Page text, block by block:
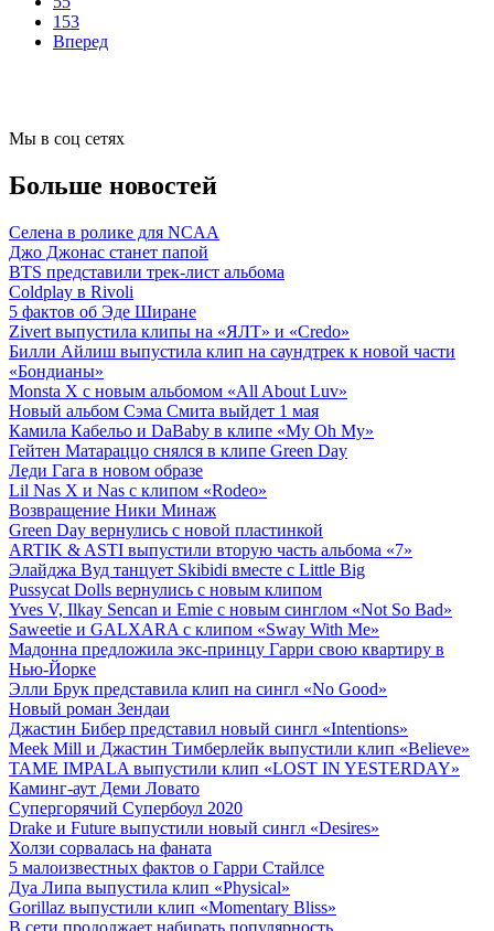
153
Вперед
Мы в соц сетях
Больше новостей
Селена в ролике для NCAA
Джо Джонас станет папой
BTS представили трек-лист альбома
Coldplay в Rivoli
5 фактов об Эде Ширане
Zivert выпустила клипы на «ЯЛТ» и «Credo»
Билли Айлиш выпустила клип на саундтрек к новой части
«Бондианы»
Monsta X с новым альбомом «All About Luv»
Новый альбом Сэма Смита выйдет 1 мая
Камила Кабельо и DaBaby в клипе «My Oh My»
Гейтен Матараццо снялся в клипе Green Day
Леди Гага в новом образе
Lil Nas X и Nas с клипом «Rodeo»
Возвращение Ники Минаж
Green Day вернулись с новой пластинкой
ARTIK & ASTI выпустили вторую часть альбома «7»
Элайджа Вуд танцует Skibidi вместе с Little Big
Pussycat Dolls вернулись с новым клипом
Yves V, Ilkay Sencan и Emie с новым синглом «Not So Bad»
Saweetie и GALXARA с клипом «Sway With Me»
Мадонна предложила экс-принцу Гарри свою квартиру в
Нью-Йорке
Элли Брук представила клип на сингл «No Good»
Новый роман Зендаи
Джастин Бибер представил новый сингл «Intentions»
Meek Mill и Джастин Тимберлейк выпустили клип «Believe»
TAME IMPALA выпустили клип «LOST IN YESTERDAY»
Каминг-аут Деми Ловато
Супергорячий Супербоул 2020
Drake и Future выпустили новый сингл «Desires»
Холзи сорвалась на фаната
5 малоизвестных фактов о Гарри Стайлсе
Дуа Липа выпустила клип «Physical»
Gorillaz выпустили клип «Momentary Bliss»